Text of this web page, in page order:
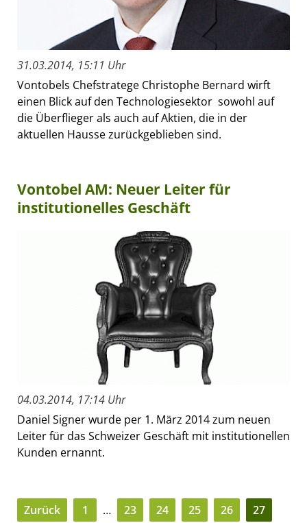
31.03.2014, 15:11 Uhr
Vontobels Chefstratege Christophe Bernard wirft
einen Blick auf den Technologiesektor  sowohl auf
die Überflieger als auch auf Aktien, die in der
aktuellen Hausse zurückgeblieben sind.
Vontobel AM: Neuer Leiter für
institutionelles Geschäft
04.03.2014, 17:14 Uhr
Daniel Signer wurde per 1. März 2014 zum neuen
Leiter für das Schweizer Geschäft mit institutionellen
Kunden ernannt.
Zurück 1 … 23 24 25 26
27